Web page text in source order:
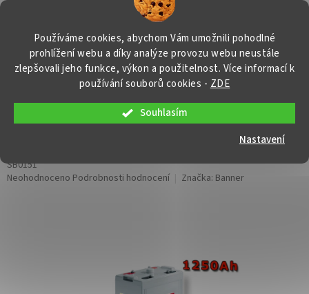
Používáme cookies, abychom Vám umožnili pohodlné
prohlížení webu a díky analýze provozu webu neustále
zlepšovali jeho funkce, výkon a použitelnost. Více informací k
používání souborů cookies - ZDE
Souhlasím
Nastavení
Přejít
KOŠÍK
Stand by Bull Cell SCG 2-1250,
SB0151
Průměrné
Neohodnoceno Podrobnosti hodnocení Značka: Banner